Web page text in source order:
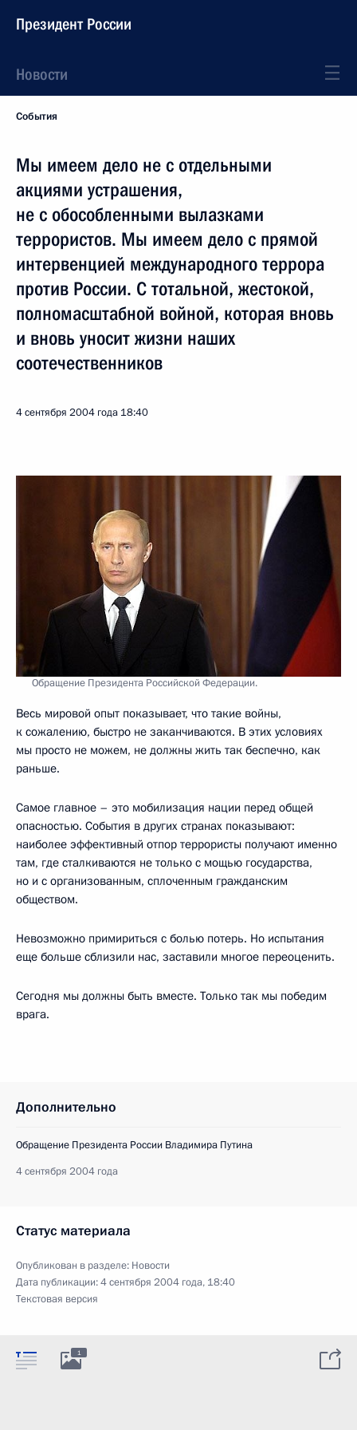
Президент России
Новости
События
Мы имеем дело не с отдельными
акциями устрашения,
не с обособленными вылазками
террористов. Мы имеем дело с прямой
интервенцией международного террора
против России. С тотальной, жестокой,
полномасштабной войной, которая вновь
и вновь уносит жизни наших
соотечественников
4 сентября 2004 года 18:40
Обращение Президента Российской Федерации.
Весь мировой опыт показывает, что такие войны,
к сожалению, быстро не заканчиваются. В этих условиях
мы просто не можем, не должны жить так беспечно, как
раньше.
Самое главное – это мобилизация нации перед общей
опасностью. События в других странах показывают:
наиболее эффективный отпор террористы получают именно
там, где сталкиваются не только с мощью государства,
но и с организованным, сплоченным гражданским
обществом.
Невозможно примириться с болью потерь. Но испытания
еще больше сблизили нас, заставили многое переоценить.
Сегодня мы должны быть вместе. Только так мы победим
врага.
Дополнительно
Обращение Президента России Владимира Путина
4 сентября 2004 года
Статус материала
Опубликован в разделе: Новости
Дата публикации:4 сентября 2004 года, 18:40
Текстовая версия
1